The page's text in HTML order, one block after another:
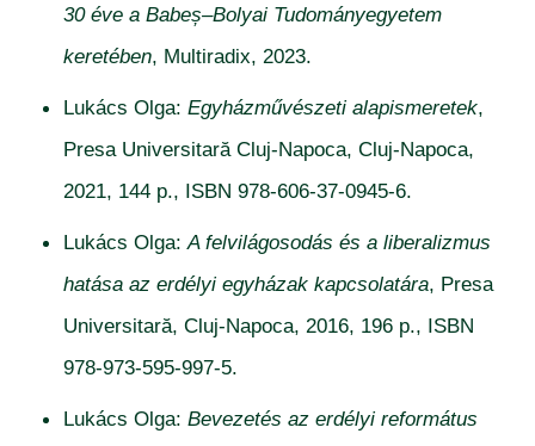
30 éve a Babeș–Bolyai Tudományegyetem
keretében, Multiradix, 2023.
Lukács Olga:Egyházművészeti alapismeretek,
Presa Universitară Cluj-Napoca, Cluj-Napoca,
2021, 144 p., ISBN 978-606-37-0945-6.
Lukács Olga:A felvilágosodás és a liberalizmus
hatása az erdélyi egyházak kapcsolatára, Presa
Universitară, Cluj-Napoca, 2016, 196 p., ISBN
978-973-595-997-5.
Lukács Olga:Bevezetés az erdélyi református